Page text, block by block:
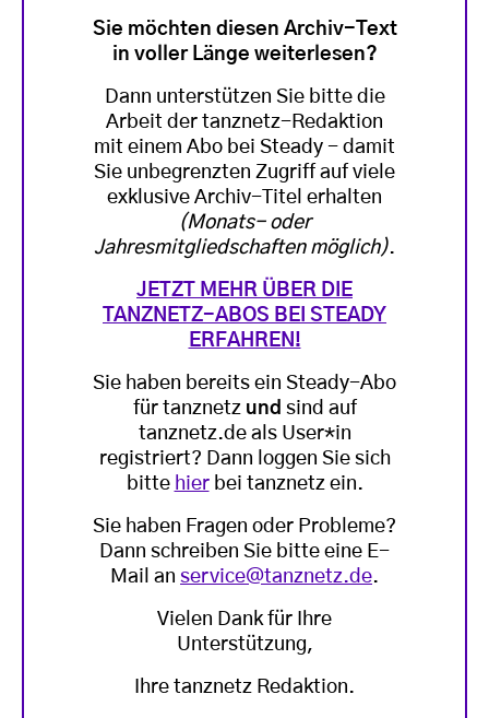
Sie möchten diesen Archiv-Text
in voller Länge weiterlesen?
Dann unterstützen Sie bitte die
Arbeit der tanznetz-Redaktion
mit einem Abo bei Steady - damit
Sie unbegrenzten Zugriff auf viele
exklusive Archiv-Titel erhalten
(Monats- oder
Jahresmitgliedschaften möglich).
JETZT MEHR ÜBER DIE
TANZNETZ-ABOS BEI STEADY
ERFAHREN!
Sie haben bereits ein Steady-Abo
für tanznetz und sind auf
tanznetz.de als User*in
registriert? Dann loggen Sie sich
bitte hierbei tanznetz ein.
Sie haben Fragen oder Probleme?
Dann schreiben Sie bitte eine E-
Mail an service@tanznetz.de.
Vielen Dank für Ihre
Unterstützung,
Ihre tanznetz Redaktion.